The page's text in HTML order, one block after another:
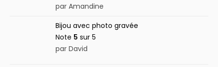
par Amandine
Bijou avec photo gravée
Note 5 sur 5
par David